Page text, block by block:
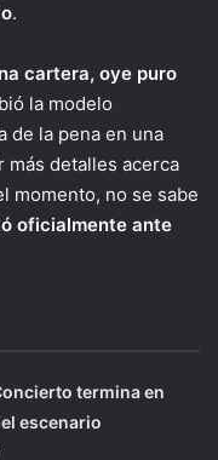
.
cartera, oye puro
la modelo
de la pena en una
más detalles acerca
momento, no se sabe
oficialmente ante
termina en
escenario